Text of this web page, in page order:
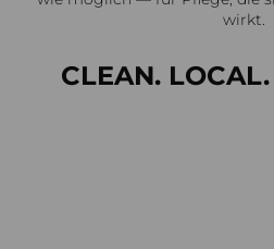
wirkt.
CLEAN.